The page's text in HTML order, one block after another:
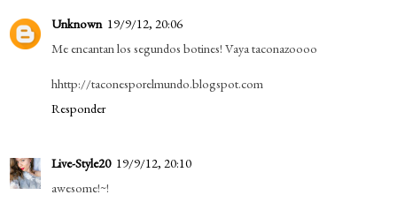
Unknown 19/9/12, 20:06
Me encantan los segundos botines! Vaya taconazoooo
hhttp://taconesporelmundo.blogspot.com
Responder
Live-Style20 19/9/12, 20:10
awesome!~!